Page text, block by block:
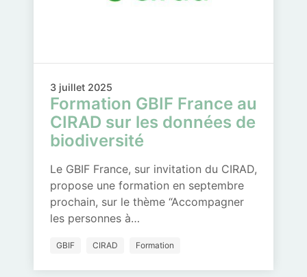
3 juillet 2025
Formation GBIF France au
CIRAD sur les données de
biodiversité
Le GBIF France, sur invitation du CIRAD,
propose une formation en septembre
prochain, sur le thème “Accompagner
les personnes à…
GBIF CIRAD Formation